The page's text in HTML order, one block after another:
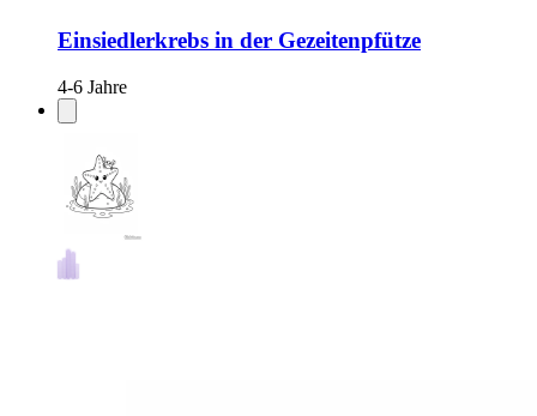
Einsiedlerkrebs in der Gezeitenpfütze
4-6 Jahre